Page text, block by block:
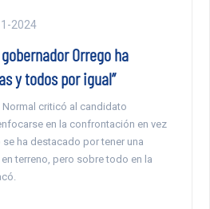
2024
Orrego ha
y todos por igual”
Normal criticó al candidato
en la confrontación en vez
ha destacado por tener una
terreno, pero sobre todo en la